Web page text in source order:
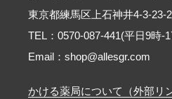
東京都練馬区上石神井4-3-23-
TEL：0570-087-441(平日9時-
Email：shop@allesgr.com
かける薬局について（外部リ